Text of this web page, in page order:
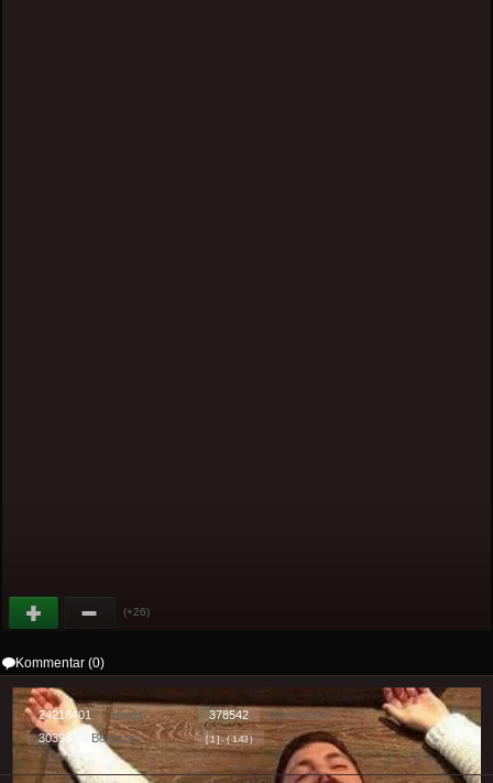
(+26)
Kommentar (0)
24218401 Haupt 378542
Warteraum
30398
Benutzer [ 1 ] - ( 1.43 )